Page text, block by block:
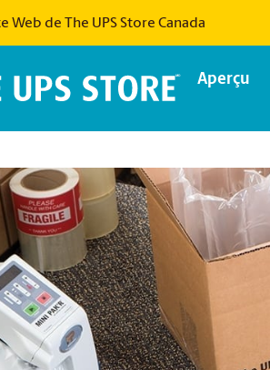
Web de The UPS Store Canada
Aperçu